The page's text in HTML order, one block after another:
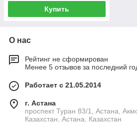
Купить
О нас
Рейтинг не сформирован
Менее 5 отзывов за последний
Работает с 21.05.2014
г. Астана
проспект Туран 83/1, Астана,
Казахстан, Астана, Казахстан